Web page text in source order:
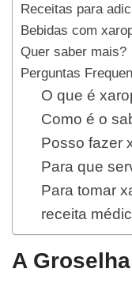
Receitas para
Bebidas com
Quer saber mais?
Perguntas
O que é
Como é o
Posso fazer
Para que
Para tomar
receita
A